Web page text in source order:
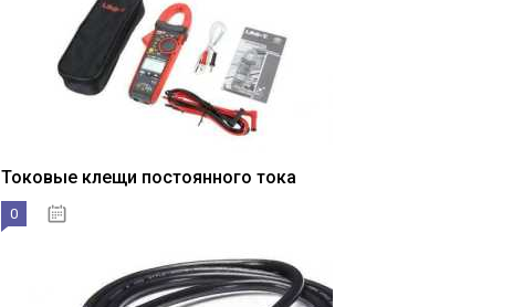
Токовые клещи постоянного тока
0